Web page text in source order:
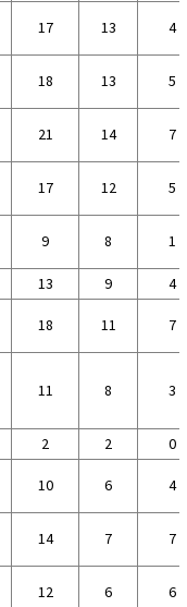
17 13 4
18 13 5
21 14 7
17 12 5
9 8 1
13 9
4
18 11 7
11 8 3
2 2
0
10 6 4
14 7 7
12 6 6